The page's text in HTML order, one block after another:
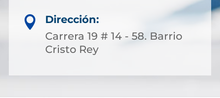

Dirección:
Carrera 19 # 14 - 58. Barrio
Cristo Rey